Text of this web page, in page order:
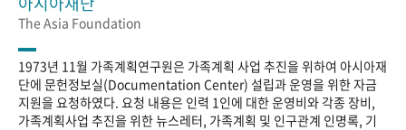
The Asia Foundation
1973년 11월 가족계획연구원은 가족계획 사업 추진을 위하여 아시아재
단에 문헌정보실(Documentation Center) 설립과 운영을 위한 자금
지원을 요청하였다. 요청 내용은 인력 1인에 대한 운영비와 각종 장비,
가족계획사업 추진을 위한 뉴스레터, 가족계획 및 인구관계 인명록, 기